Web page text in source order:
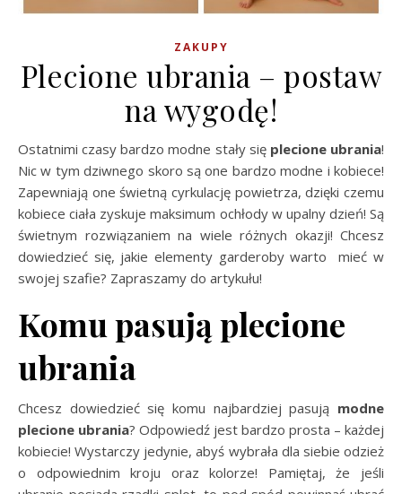
ZAKUPY
Plecione ubrania – postaw
na wygodę!
Ostatnimi czasy bardzo modne stały się plecione ubrania!
Nic w tym dziwnego skoro są one bardzo modne i kobiece!
Zapewniają one świetną cyrkulację powietrza, dzięki czemu
kobiece ciała zyskuje maksimum ochłody w upalny dzień! Są
świetnym rozwiązaniem na wiele różnych okazji! Chcesz
dowiedzieć się, jakie elementy garderoby warto mieć w
swojej szafie? Zapraszamy do artykułu!
Komu pasują plecione
ubrania
Chcesz dowiedzieć się komu najbardziej pasują modne
plecione ubrania? Odpowiedź jest bardzo prosta – każdej
kobiecie! Wystarczy jedynie, abyś wybrała dla siebie odzież
o odpowiednim kroju oraz kolorze! Pamiętaj, że jeśli